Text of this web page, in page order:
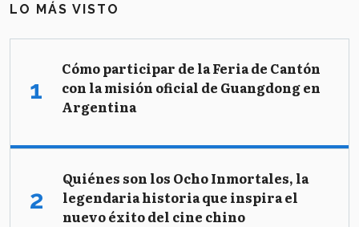
LO MÁS VISTO
Cómo participar de la Feria de Cantón
con la misión oficial de Guangdong en
Argentina
Quiénes son los Ocho Inmortales, la
legendaria historia que inspira el
nuevo éxito del cine chino